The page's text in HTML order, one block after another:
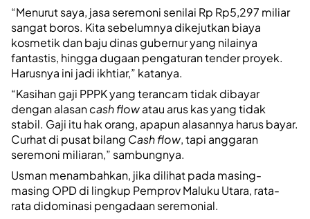
“Menurut saya, jasa seremoni senilai Rp Rp5,297 miliar
sangat boros. Kita sebelumnya dikejutkan biaya
kosmetik dan baju dinas gubernur yang nilainya
fantastis, hingga dugaan pengaturan tender proyek.
Harusnya ini jadi ikhtiar,” katanya.
“Kasihan gaji PPPK yang terancam tidak dibayar
dengan alasancash flowatau arus kas yang tidak
stabil. Gaji itu hak orang, apapun alasannya harus bayar.
Curhat di pusat bilang Cash flow, tapi anggaran
seremoni miliaran,” sambungnya.
Usman menambahkan, jika dilihat pada masing-
masing OPD di lingkup Pemprov Maluku Utara, rata-
rata didominasi pengadaan seremonial.